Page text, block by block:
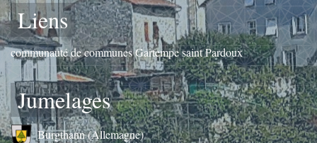
Liens
communauté de communes Gartempe saint Pardoux
Jumelages
Burgthann (Allemagne)